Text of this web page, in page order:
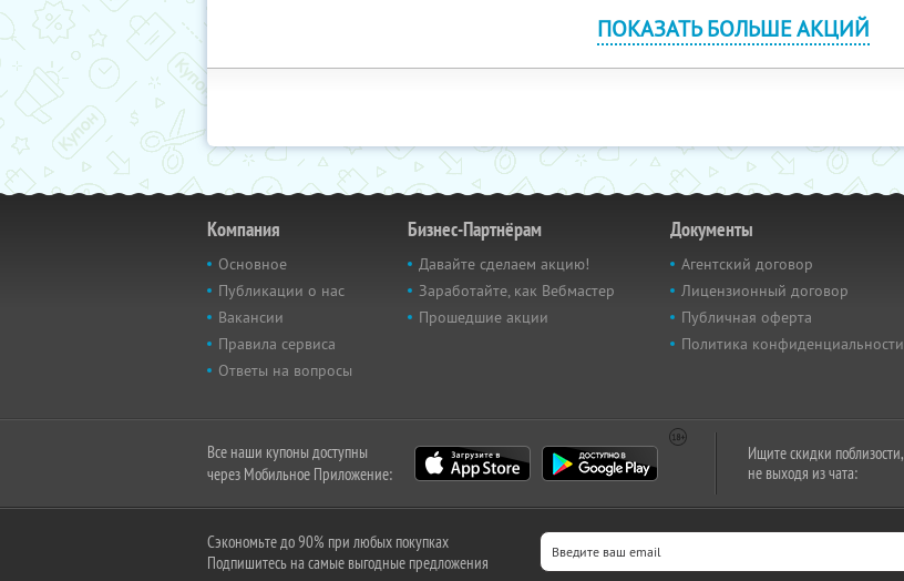
ПОКАЗАТЬ БОЛЬШЕ АКЦИЙ
Компания
Основное
Публикации о нас
Вакансии
Правила сервиса
Ответы на вопросы
Бизнес-Партнёрам
Давайте сделаем акцию!
Заработайте, как Вебмастер
Прошедшие акции
Документы
Агентский договор
Лицензионный договор
Публичная оферта
Политика конфиденциальности
Все наши купоны доступны
через Мобильное Приложение:
Ищите скидки поблизости,
не выходя из чата:
Сэкономьте до 90% при любых покупках
Подпишитесь на самые выгодные предложения